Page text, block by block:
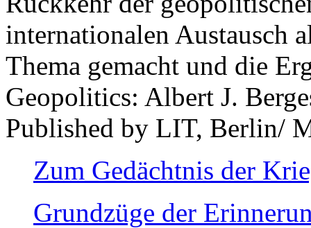
internationalen Austausch
Thema gemacht und die
Geopolitics: Albert J.
Published by LIT, Berlin/
Zum Gedächtnis der
Grundzüge der